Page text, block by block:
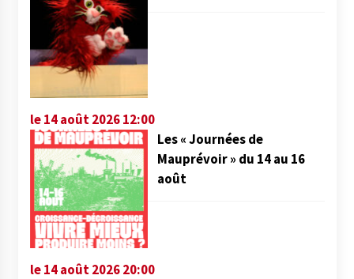
le 14 août 2026 12:00
Les « Journées de
Mauprévoir » du 14 au 16
août
le 14 août 2026 20:00